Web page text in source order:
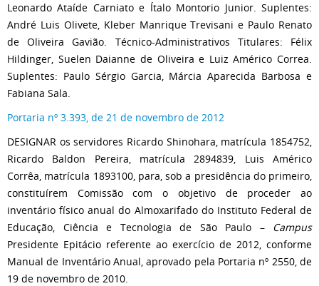
Leonardo Ataíde Carniato e Ítalo Montorio Junior. Suplentes:
André Luis Olivete, Kleber Manrique Trevisani e Paulo Renato
de Oliveira Gavião. Técnico-Administrativos Titulares: Félix
Hildinger, Suelen Daianne de Oliveira e Luiz Américo Correa.
Suplentes: Paulo Sérgio Garcia, Márcia Aparecida Barbosa e
Fabiana Sala.
Portaria nº 3.393, de 21 de novembro de 2012
DESIGNAR os servidores Ricardo Shinohara, matrícula 1854752,
Ricardo Baldon Pereira, matrícula 2894839, Luis Américo
Corrêa, matrícula 1893100, para, sob a presidência do primeiro,
constituírem Comissão com o objetivo de proceder ao
inventário físico anual do Almoxarifado do Instituto Federal de
Educação, Ciência e Tecnologia de São Paulo – Campus
Presidente Epitácio referente ao exercício de 2012, conforme
Manual de Inventário Anual, aprovado pela Portaria nº 2550, de
19 de novembro de 2010.